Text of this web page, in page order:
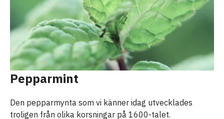
Pepparmint
Den pepparmynta som vi känner idag utvecklades
troligen från olika korsningar på 1600-talet.